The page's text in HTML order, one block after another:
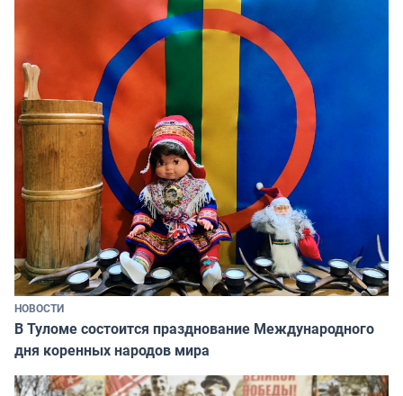
НОВОСТИ
В Туломе состоится празднование Международного
дня коренных народов мира